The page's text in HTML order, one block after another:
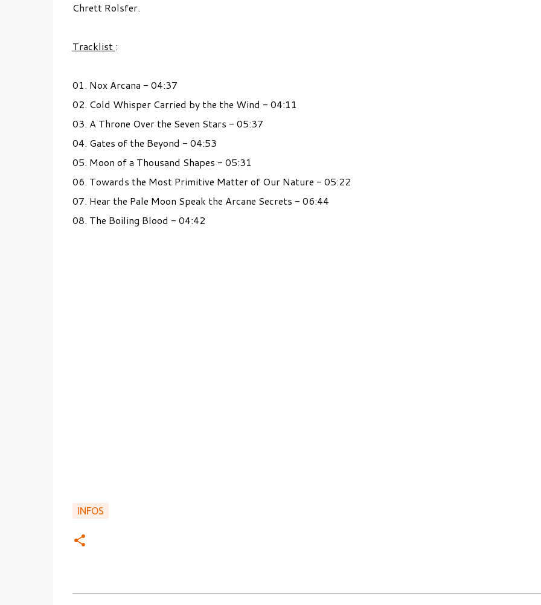
Chrett Rolsfer.
Tracklist :
01. Nox Arcana - 04:37
02. Cold Whisper Carried by the the Wind - 04:11
03. A Throne Over the Seven Stars - 05:37
04. Gates of the Beyond - 04:53
05. Moon of a Thousand Shapes - 05:31
06. Towards the Most Primitive Matter of Our Nature - 05:22
07. Hear the Pale Moon Speak the Arcane Secrets - 06:44
08. The Boiling Blood - 04:42
INFOS